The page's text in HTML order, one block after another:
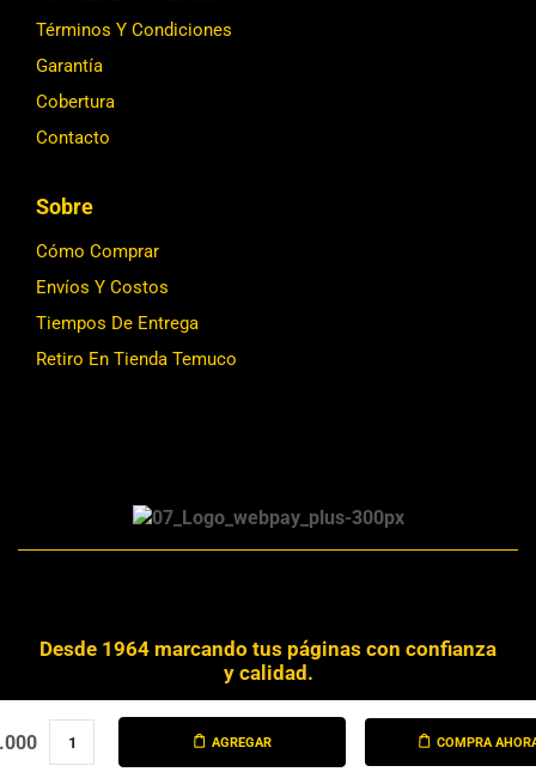
AGREGAR COMPRA
Términos Y Condiciones
Garantía
Cobertura
Contacto
Sobre
Cómo Comprar
Envíos Y Costos
Tiempos De Entrega
Retiro En Tienda Temuco
Desde 1964 marcando tus páginas con confianza
y calidad.